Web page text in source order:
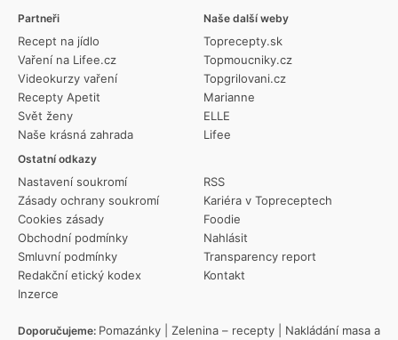
Partneři
Recept na jídlo
Vaření na Lifee.cz
Videokurzy vaření
Recepty Apetit
Svět ženy
Naše krásná zahrada
Ostatní odkazy
Nastavení soukromí
Zásady ochrany soukromí
Cookies zásady
Obchodní podmínky
Smluvní podmínky
Redakční etický kodex
Inzerce
RSS
Kariéra v Topreceptech
Foodie
Nahlásit
Transparency report
Kontakt
Naše další weby
Toprecepty.sk
Topmoucniky.cz
Topgrilovani.cz
Marianne
ELLE
Lifee
Doporučujeme: Pomazánky Zelenina – recepty
Nakládání masa a